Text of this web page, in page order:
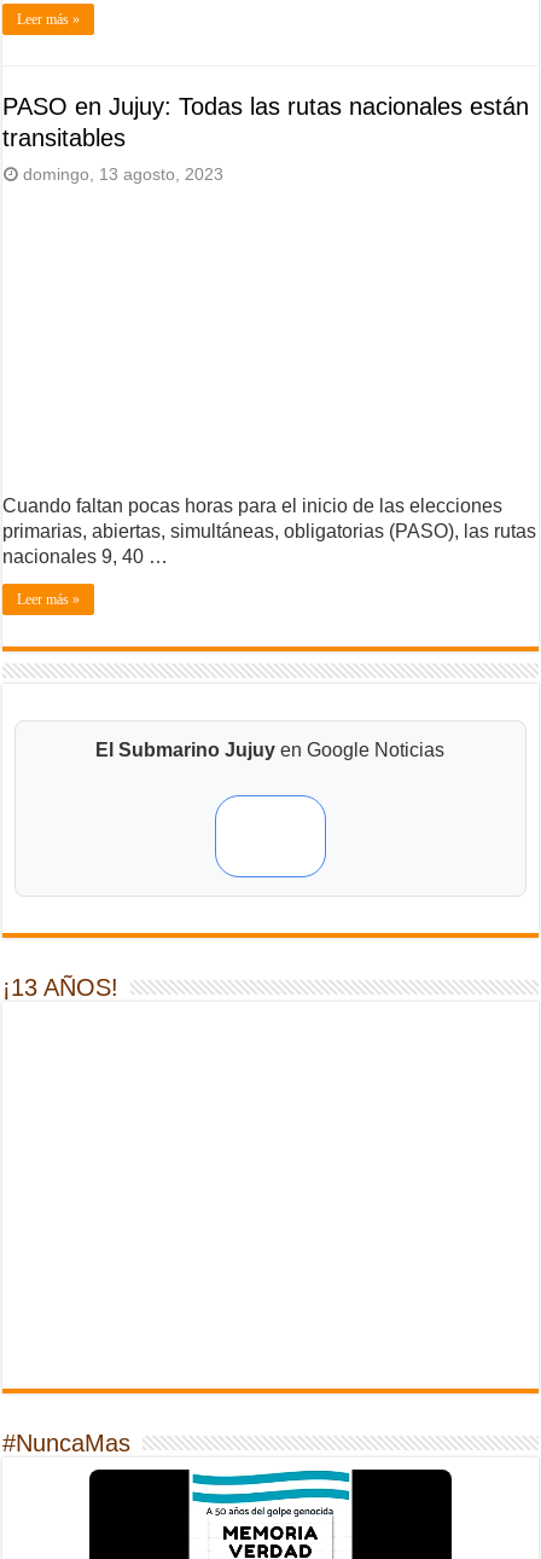
Leer más »
PASO en Jujuy: Todas las rutas nacionales están
transitables
domingo, 13 agosto, 2023
Cuando faltan pocas horas para el inicio de las elecciones
primarias, abiertas, simultáneas, obligatorias (PASO), las rutas
nacionales 9, 40 …
Leer más »
El Submarino Jujuy en Google Noticias
¡13 AÑOS!
#NuncaMas